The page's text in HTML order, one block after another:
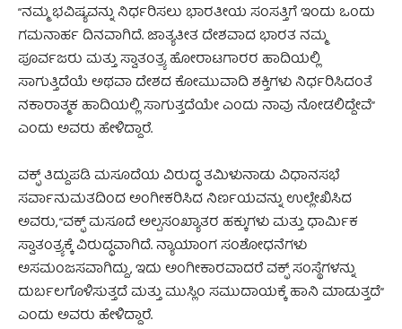
“ನಮ್ಮ ಭವಿಷ್ಯವನ್ನು ನಿರ್ಧರಿಸಲು ಭಾರತೀಯ ಸಂಸತ್ತಿಗೆ ಇಂದು ಒಂದು
ಗಮನಾರ್ಹ ದಿನವಾಗಿದೆ. ಜಾತ್ಯತೀತ ದೇಶವಾದ ಭಾರತ ನಮ್ಮ
ಪೂರ್ವಜರು ಮತ್ತು ಸ್ವಾತಂತ್ರ್ಯ ಹೋರಾಟಗಾರರ ಹಾದಿಯಲ್ಲಿ
ಸಾಗುತ್ತಿದೆಯೆ ಅಥವಾ ದೇಶದ ಕೋಮುವಾದಿ ಶಕ್ತಿಗಳು ನಿರ್ಧರಿಸಿದಂತೆ
ನಕಾರಾತ್ಮಕ ಹಾದಿಯಲ್ಲಿ ಸಾಗುತ್ತದೆಯೇ ಎಂದು ನಾವು ನೋಡಲಿದ್ದೇವೆ”
ಎಂದು ಅವರು ಹೇಳಿದ್ದಾರೆ.
ವಕ್ಫ್ ತಿದ್ದುಪಡಿ ಮಸೂದೆಯ ವಿರುದ್ಧ ತಮಿಳುನಾಡು ವಿಧಾನಸಭೆ
ಸರ್ವಾನುಮತದಿಂದ ಅಂಗೀಕರಿಸಿದ ನಿರ್ಣಯವನ್ನು ಉಲ್ಲೇಖಿಸಿದ
ಅವರು, “ವಕ್ಫ್ ಮಸೂದೆ ಅಲ್ಪಸಂಖ್ಯಾತರ ಹಕ್ಕುಗಳು ಮತ್ತು ಧಾರ್ಮಿಕ
ಸ್ವಾತಂತ್ರ್ಯಕ್ಕೆ ವಿರುದ್ಧವಾಗಿದೆ. ನ್ಯಾಯಾಂಗ ಸಂಶೋಧನೆಗಳು
ಅಸಮಂಜಸವಾಗಿದ್ದು, ಇದು ಅಂಗೀಕಾರವಾದರೆ ವಕ್ಫ್ ಸಂಸ್ಥೆಗಳನ್ನು
ದುರ್ಬಲಗೊಳಿಸುತ್ತದೆ ಮತ್ತು ಮುಸ್ಲಿಂ ಸಮುದಾಯಕ್ಕೆ ಹಾನಿ ಮಾಡುತ್ತದೆ”
ಎಂದು ಅವರು ಹೇಳಿದ್ದಾರೆ.